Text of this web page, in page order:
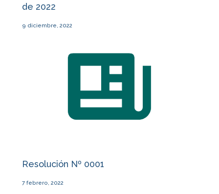
de 2022
9 diciembre, 2022
Resolución Nº 0001
7 febrero, 2022